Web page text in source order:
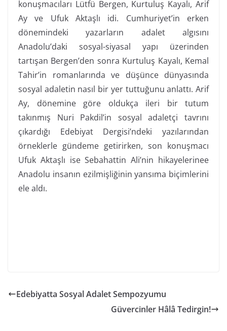
konuşmacıları Lütfü Bergen, Kurtuluş Kayalı, Arif
Ay ve Ufuk Aktaşlı idi. Cumhuriyet’in erken
dönemindeki yazarların adalet algısını
Anadolu’daki sosyal-siyasal yapı üzerinden
tartışan Bergen’den sonra Kurtuluş Kayalı, Kemal
Tahir’in romanlarında ve düşünce dünyasında
sosyal adaletin nasıl bir yer tuttuğunu anlattı. Arif
Ay, dönemine göre oldukça ileri bir tutum
takınmış Nuri Pakdil’in sosyal adaletçi tavrını
çıkardığı Edebiyat Dergisi’ndeki yazılarından
örneklerle gündeme getirirken, son konuşmacı
Ufuk Aktaşlı ise Sebahattin Ali’nin hikayelerinee
Anadolu insanın ezilmişliğinin yansıma biçimlerini
ele aldı.
Edebiyatta Sosyal Adalet Sempozyumu
Güvercinler Hâlâ Tedirgin!